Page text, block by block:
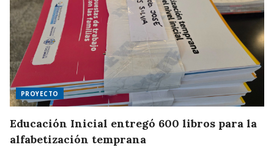
PROYECTO
Educación Inicial entregó 600 libros para la
alfabetización temprana